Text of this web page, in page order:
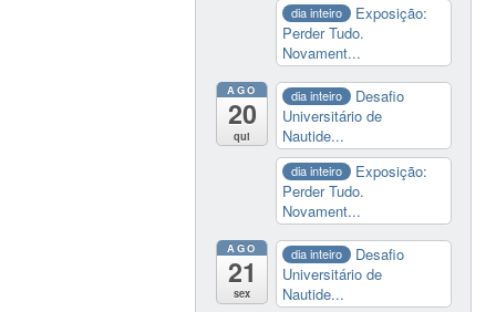
dia inteiro
Exposição:
Perder Tudo.
Novament...
AGO
20
qui
dia inteiro
Desafio
Universitário de
Nautide...
dia inteiro
Exposição:
Perder Tudo.
Novament...
AGO
21
sex
dia inteiro
Desafio
Universitário de
Nautide...